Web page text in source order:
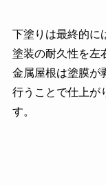
下塗りは最終的に
塗装の耐久性を左
金属屋根は塗膜が
行うことで仕上が
す。